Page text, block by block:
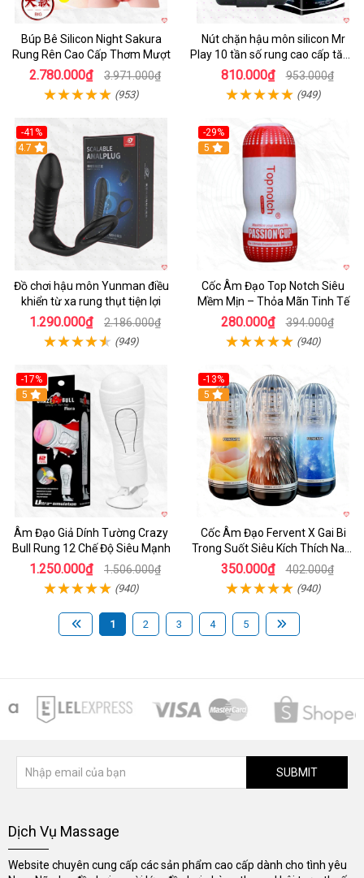
Búp Bê Silicon Night Sakura
Rung Rên Cao Cấp Thơm Mượt
2.780.000₫ 3.971.000₫
(953)
Nút chặn hậu môn silicon Mr
Play 10 tần số rung cao cấp tăng
khoái cảm
810.000₫ 953.000₫
(949)
-41%
Hot
4.7
Đồ chơi hậu môn Yunman điều
khiển từ xa rung thụt tiện lợi
1.290.000₫ 2.186.000₫
(949)
-29%
5
Cốc Âm Đạo Top Notch Siêu
Mềm Mịn – Thỏa Mãn Tinh Tế
280.000₫ 394.000₫
(940)
-17%
5
Âm Đạo Giả Dính Tường Crazy
Bull Rung 12 Chế Độ Siêu Mạnh
1.250.000₫ 1.506.000₫
(940)
-13%
Hot
5
Cốc Âm Đạo Fervent X Gai Bi
Trong Suốt Siêu Kích Thích Nam
Giới
350.000₫ 402.000₫
(940)
1 2 3 4 5
SUBMIT
Dịch Vụ Massage
Website chuyên cung cấp các sản phẩm cao cấp dành cho tình yêu